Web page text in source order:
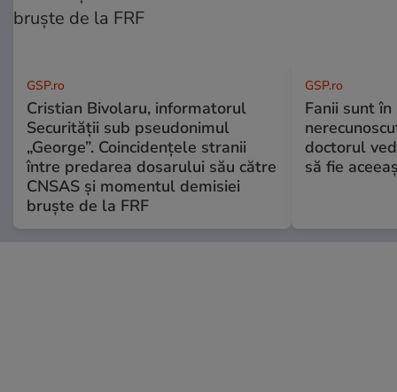
GSP.ro
Cristian Bivolaru, informatorul
Securității sub pseudonimul
„George”. Coincidențele stranii
între predarea dosarului său către
CNSAS și momentul demisiei
bruște de la FRF
GSP.ro
Fanii sunt în
doctorul
să fie